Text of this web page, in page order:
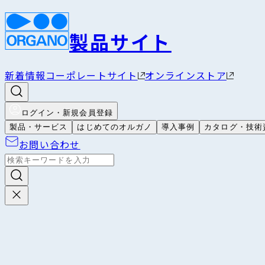
製品サイト
新着情報コーポレートサイト オンラインストア
ログイン・新規会員登録
製品・サービス
はじめてのオルガノ 導入事例 カタログ・技術
お問い合わせ